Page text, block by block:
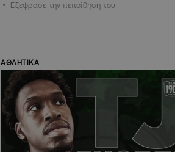
Εξέφρασε την πεποίθηση του
ΑΘΛΗΤΙΚΑ